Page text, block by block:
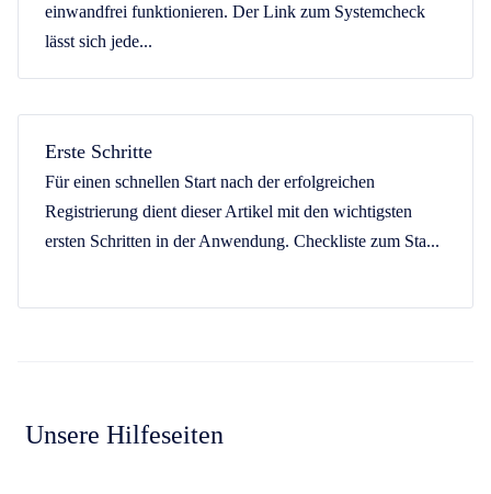
einwandfrei funktionieren. Der Link zum Systemcheck
lässt sich jede...
Erste Schritte
Für einen schnellen Start nach der erfolgreichen
Registrierung dient dieser Artikel mit den wichtigsten
ersten Schritten in der Anwendung. Checkliste zum Sta...
Unsere Hilfeseiten